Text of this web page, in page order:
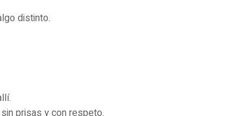
distinto.
prisas y con respeto.